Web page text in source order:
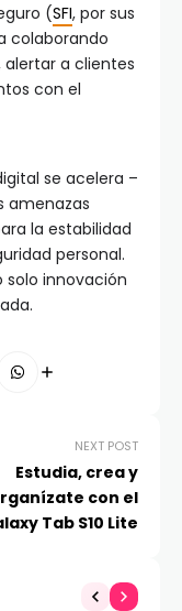
(SFI, por sus
colaborando
a clientes
con el
se acelera –
amenazas
la estabilidad
personal.
solo innovación
NEXT POST
Estudia, crea y
con el
Tab S10 Lite